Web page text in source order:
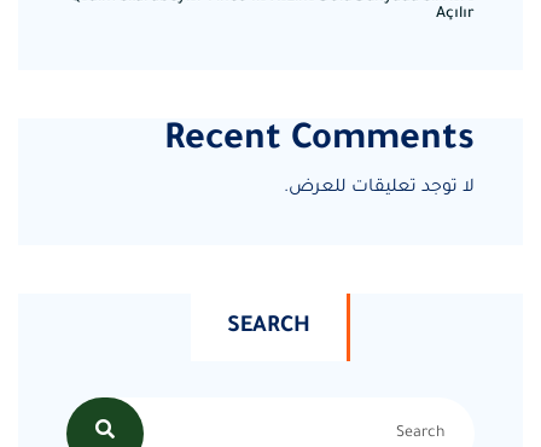
Açılır
Recent Comments
لا توجد تعليقات للعرض.
SEARCH